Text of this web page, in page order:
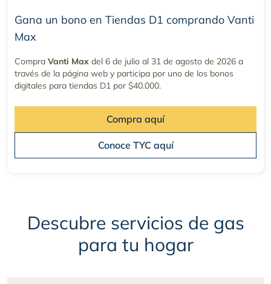
Gana un bono en Tiendas D1 comprando Vanti
Max
Compra Vanti Max del 6 de julio al 31 de agosto de 2026 a
través de la página web y participa por uno de los bonos
digitales para tiendas D1 por $40.000.
Compra aquí
Conoce TYC aquí
Descubre servicios de gas
para tu hogar